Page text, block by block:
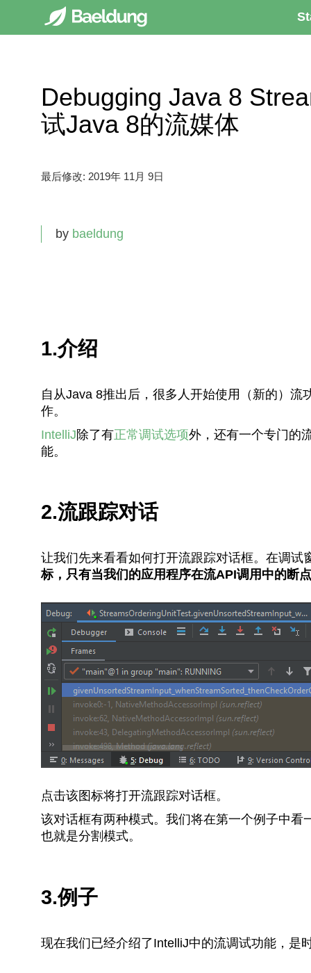
Debugging Java 8
试Java 8的流媒体
最后修改: 2019年 11月 9日
by baeldung
1.介绍
自从Java 8推出后，很多人开始使用（新的）
作。
IntelliJ除了有正常调试选项外，还有一个专门的
能。
2.流跟踪对话
让我们先来看看如何打开流跟踪对话框。在调试
标，只有当我们的应用程序在流API调用中的断
点击该图标将打开流跟踪对话框。
该对话框有两种模式。我们将在第一个例子中
也就是分割模式。
3.例子
现在我们已经介绍了IntelliJ中的流调试功能，是